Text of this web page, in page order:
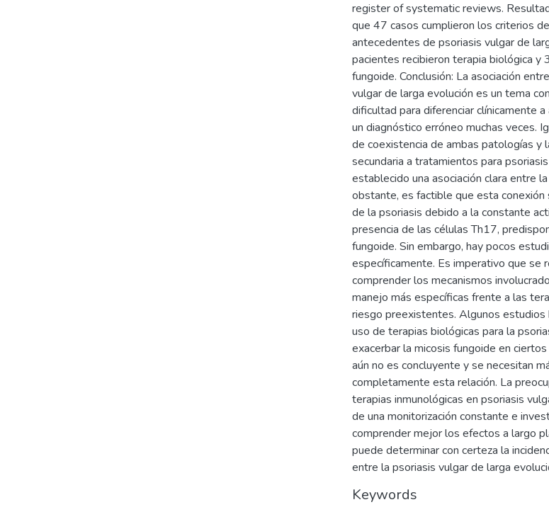
register of systematic reviews.
que 47 casos cumplieron los criterios
antecedentes de psoriasis vulgar de
pacientes recibieron terapia biológica y
fungoide. Conclusión: La asociación
vulgar de larga evolución es un tema
dificultad para diferenciar clínicamente
un diagnóstico erróneo muchas veces.
de coexistencia de ambas patologías y
secundaria a tratamientos para
establecido una asociación clara entre
obstante, es factible que esta
de la psoriasis debido a la constante
presencia de las células Th17,
fungoide. Sin embargo, hay pocos
específicamente. Es imperativo que se
comprender los mecanismos
manejo más específicas frente a las
riesgo preexistentes. Algunos estudios
uso de terapias biológicas para la
exacerbar la micosis fungoide en
aún no es concluyente y se necesitan
completamente esta relación. La
terapias inmunológicas en psoriasis
de una monitorización constante e
comprender mejor los efectos a largo
puede determinar con certeza la
entre la psoriasis vulgar de larga
Keywords